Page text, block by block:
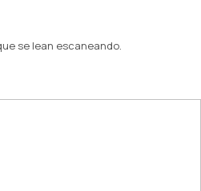
se lean escaneando.